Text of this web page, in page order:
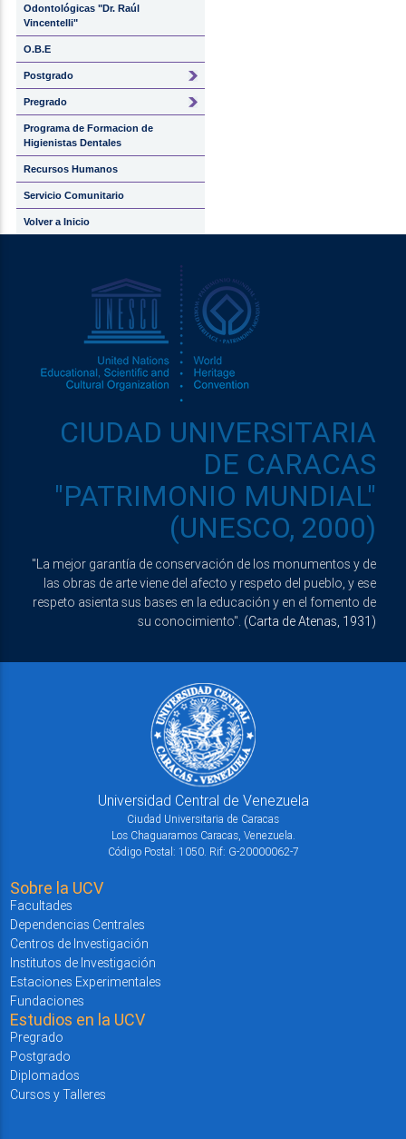
Odontológicas "Dr. Raúl
Vincentelli"
O.B.E
Postgrado
Pregrado
Programa de Formacion de
Higienistas Dentales
Recursos Humanos
Servicio Comunitario
Volver a Inicio
CIUDAD UNIVERSITARIA
DE CARACAS
"PATRIMONIO MUNDIAL"
(UNESCO, 2000)
"La mejor garantía de conservación de los monumentos y de
las obras de arte viene del afecto y respeto del pueblo, y ese
respeto asienta sus bases en la educación y en el fomento de
su conocimiento". (Carta de Atenas, 1931)
Universidad Central de Venezuela
Ciudad Universitaria de Caracas
Los Chaguaramos Caracas, Venezuela.
Código Postal: 1050. Rif: G-20000062-7
Sobre la UCV
Facultades
Dependencias Centrales
Centros de Investigación
Institutos de Investigación
Estaciones Experimentales
Fundaciones
Estudios en la UCV
Pregrado
Postgrado
Diplomados
Cursos y Talleres